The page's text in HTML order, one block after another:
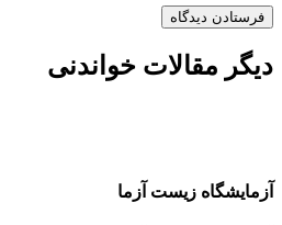
دیگر مقالات خواندنی
آزمایشگاه زیست آزما